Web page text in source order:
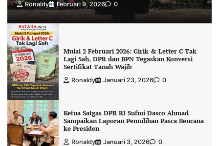
Ronaldy Februari 9, 2026 0
Mulai 2 Februari 2026: Girik & Letter C Tak
Lagi Sah, DPR dan BPN Tegaskan Konversi
Sertifikat Tanah Wajib
Ronaldy Januari 23, 2026 0
Ketua Satgas DPR RI Sufmi Dasco Ahmad
Sampaikan Laporan Pemulihan Pasca Bencana
ke Presiden
Ronaldy Januari 3, 2026 0